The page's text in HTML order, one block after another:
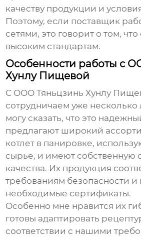
качеству продукции и
Поэтому, если поставщик
сетями, это говорит о том, что
высоким стандартам.
Особенности работы с
Хунлу Пищевой
С ООО Тяньцзинь Хунлу
сотрудничаем уже несколько
могу сказать, что это
предлагают широкий
котлет в панировке,
сырье, и имеют собственную
качества. Их продукция
требованиям безопасности и
необходимые сертификаты.
Особенно мне нравится их
готовы адаптировать
соответствии с нашими